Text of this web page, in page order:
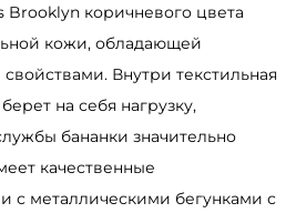
Brooklyn коричневого цвета
кожи, обладающей
Внутри текстильная
на себя нагрузку,
бананки значительно
качественные
с металлическими бегунками с